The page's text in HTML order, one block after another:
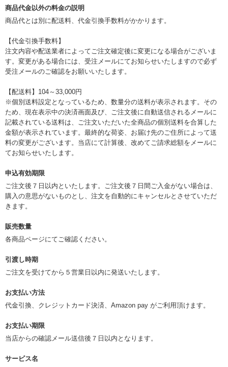
商品代金以外の料金の説明
商品代とは別に配送料、代金引換手数料がかかります。
【代金引換手数料】
注文内容や配送業者によってご注文確定後に変更になる場合がございま
す。変更がある場合には、受注メールにてお知らせいたしますので必ず
受注メールのご確認をお願いいたします。
【配送料】104～33,000円
※個別送料設定となっているため、数量分の送料が表示されます。その
ため、現在表示中の決済画面及び、ご注文後に自動送信されるメールに
記載されている送料は、ご注文いただいた全商品の個別送料を合算した
金額が表示されています。最終的な荷姿、お届け先のご住所によって送
料の変更がございます。当店にて計算後、改めてご請求総額をメールに
てお知らせいたします。
申込有効期限
ご注文後７日以内といたします。ご注文後７日間ご入金がない場合は、
購入の意思がないものとし、注文を自動的にキャンセルとさせていただ
きます。
販売数量
各商品ページにてご確認ください。
引渡し時期
ご注文を受けてから５営業日以内に発送いたします。
お支払い方法
代金引換、クレジットカード決済、Amazon pay がご利用頂けます。
お支払い期限
当店からの確認メール送信後７日以内となります。
サービス名